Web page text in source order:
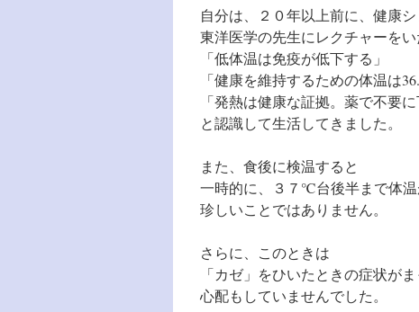
自分は、２０年以上前に、健康
東洋医学の先生にレクチャーをい
「低体温は免疫が低下する」
「健康を維持するための体温は
「発熱は健康な証拠。薬で不要
と認識して生活してきました。
また、食後に検温すると
一時的に、３７℃台後半まで体
珍しいことではありません。
さらに、このときは
「カゼ」をひいたときの症状が
心配もしていませんでした。